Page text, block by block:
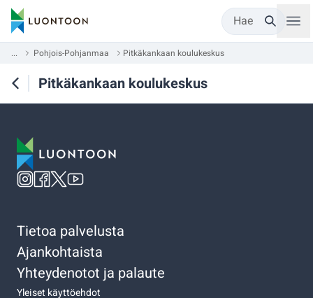
Hae
... Pohjois-Pohjanmaa Pitkäkankaan koulukeskus
Pitkäkankaan koulukeskus
Tietoa palvelusta
Ajankohtaista
Yhteydenotot ja palaute
Yleiset käyttöehdot